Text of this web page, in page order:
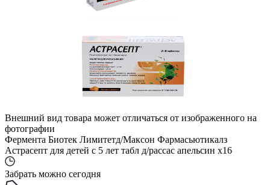
Внешний вид товара может отличаться от изображенного на
фотографии
Фермента Биотек Лимитетд/Максон Фармасьютикалз
Астрасепт для детей с 5 лет табл д/рассас апельсин x16
Забрать можно сегодня